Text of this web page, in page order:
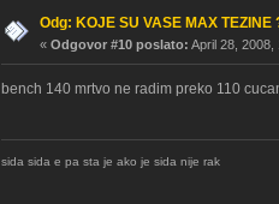
Odg: KOJE SU VASE MAX TEZINE
« Odgovor #10 poslato: April 28, 2008,
bench 140 mrtvo ne radim preko 110
sida sida e pa sta je ako je sida nije rak